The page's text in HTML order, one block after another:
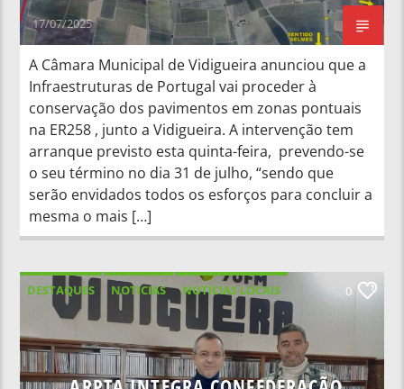
17/07/2025
A Câmara Municipal de Vidigueira anunciou que a
Infraestruturas de Portugal vai proceder à
conservação dos pavimentos em zonas pontuais
na ER258 , junto a Vidigueira. A intervenção tem
arranque previsto esta quinta-feira, prevendo-se
o seu término no dia 31 de julho, “sendo que
serão envidados todos os esforços para concluir a
mesma o mais […]
DESTAQUES NOTICIAS
NOTÍCIAS LOCAIS
NOTÍCIAS NACIONAIS
0